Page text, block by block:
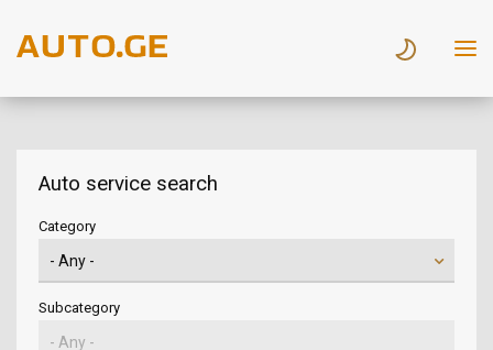
Auto service search
Category
Subcategory